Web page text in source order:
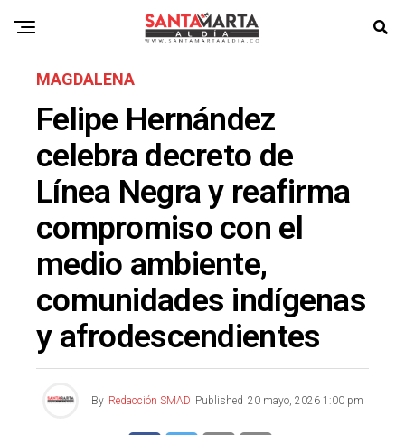
MAGDALENA
Felipe Hernández
celebra decreto de
Línea Negra y reafirma
compromiso con el
medio ambiente,
comunidades indígenas
y afrodescendientes
By Redacción SMAD Published 20 mayo, 2026 1:00 pm